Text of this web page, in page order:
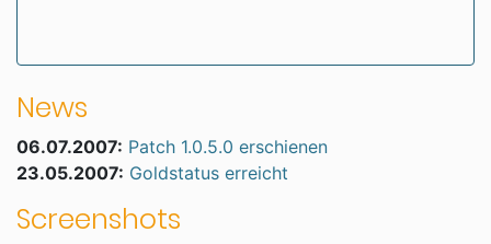
News
06.07.2007: Patch 1.0.5.0 erschienen
23.05.2007: Goldstatus erreicht
Screenshots